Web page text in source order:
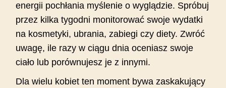
energii pochłania myślenie o wyglądzie. Spróbuj
przez kilka tygodni monitorować swoje wydatki
na kosmetyki, ubrania, zabiegi czy diety. Zwróć
uwagę, ile razy w ciągu dnia oceniasz swoje
ciało lub porównujesz je z innymi.
Dla wielu kobiet ten moment bywa zaskakujący